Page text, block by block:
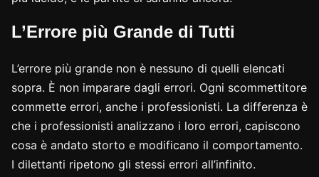
L’Errore più Grande di Tutti
L’errore più grande non è nessuno di quelli elencati
sopra. È non imparare dagli errori. Ogni scommettitore
commette errori, anche i professionisti. La differenza è
che i professionisti analizzano i loro errori, capiscono
cosa è andato storto e modificano il comportamento.
I dilettanti ripetono gli stessi errori all’infinito.